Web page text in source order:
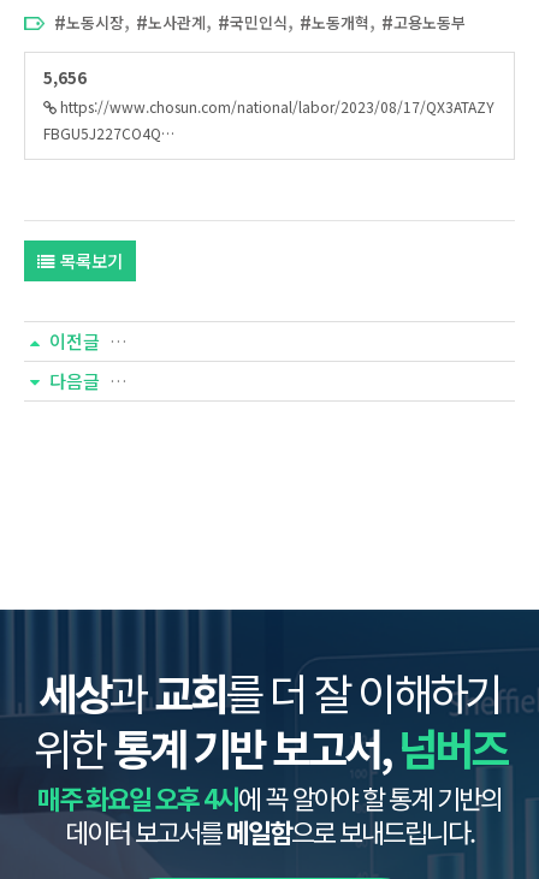
노동시장, 노사관계, 국민인식, 노동개혁, 고용노동부
5,656
https://www.chosun.com/national/labor/2023/08/17/QX3ATAZY
FBGU5J227CO4Q…
목록보기
이전글
다음글
세상과교회를 더 잘 이해하기
위한통계 기반 보고서,넘버즈
매주 화요일 오후 4시에 꼭 알아야 할 통계 기반의
데이터 보고서를메일함으로 보내드립니다.